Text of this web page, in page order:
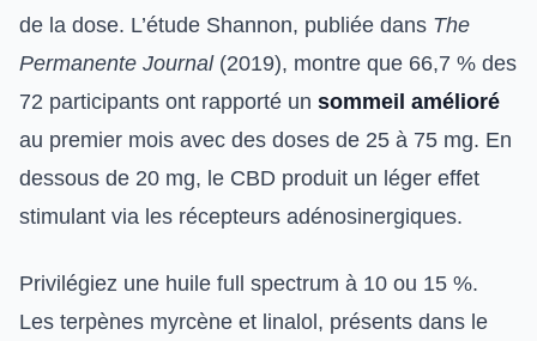
de la dose. L’étude Shannon, publiée dans The
Permanente Journal(2019), montre que 66,7 % des
72 participants ont rapporté un sommeil amélioré
au premier mois avec des doses de 25 à 75 mg. En
dessous de 20 mg, le CBD produit un léger effet
stimulant via les récepteurs adénosinergiques.
Privilégiez une huile full spectrum à 10 ou 15 %.
Les terpènes myrcène et linalol, présents dans le